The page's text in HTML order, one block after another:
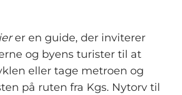
er en guide, der inviterer
og byens turister til at
eller tage metroen og
på ruten fra Kgs. Nytorv til